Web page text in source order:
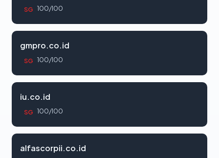
SG 100/100
gmpro.co.id
SG 100/100
iu.co.id
SG 100/100
alfascorpii.co.id